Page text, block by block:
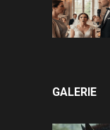
GALERIE